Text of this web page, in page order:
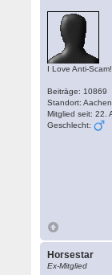
I Love Anti-Scam!
Beiträge: 10869
Standort: Aachen
Mitglied seit: 22.
Geschlecht:
Horsestar
Ex-Mitglied